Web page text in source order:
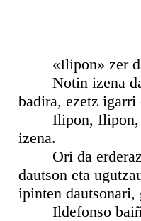
«Ilipon» zer
Notin izena da.
badira, ezetz
Ilipon, Ilipon,
izena.
Ori da
dautson eta
ipinten dautsonari,
Ildefonso